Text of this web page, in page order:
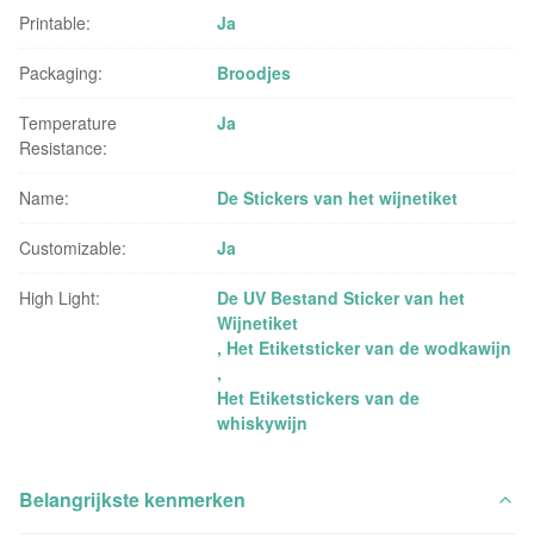
Printable: Ja
Packaging: Broodjes
Temperature
Resistance:
Ja
Name: De Stickers van het wijnetiket
Customizable: Ja
High Light:
De UV Bestand Sticker van het
Wijnetiket
, Het Etiketsticker van de wodkawijn
,
Het Etiketstickers van de
whiskywijn
Belangrijkste kenmerken